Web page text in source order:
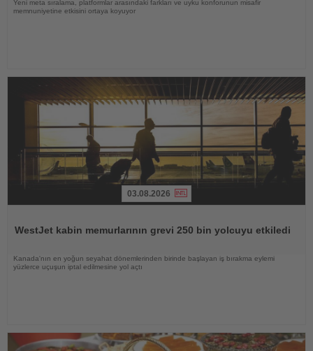
Yeni meta sıralama, platformlar arasındaki farkları ve uyku konforunun misafir
memnuniyetine etkisini ortaya koyuyor
03.08.2026
WestJet kabin memurlarının grevi 250 bin yolcuyu etkiledi
Kanada'nın en yoğun seyahat dönemlerinden birinde başlayan iş bırakma eylemi
yüzlerce uçuşun iptal edilmesine yol açtı